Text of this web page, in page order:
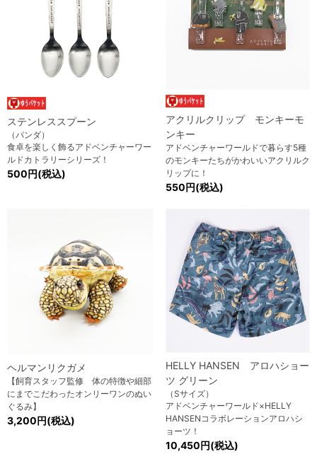
ステンレススプーン
（パンダ）
食卓を楽しく飾るアドベンチャーワー
ルドカトラリーシリーズ！
500円(税込)
アクリルクリップ モンキーモ
ンキー
アドベンチャーワールドで暮らす5種
のモンキーたちがかわいいアクリルク
リップに！
550円(税込)
ヘルマンリクガメ
【飼育スタッフ監修 体の特徴や細部
にまでこだわったオンリーワンのぬい
ぐるみ】
3,200円(税込)
HELLY HANSEN アロハショー
ツ グリーン
（Sサイズ）
アドベンチャーワールド×HELLY
HANSENコラボレーションアロハシ
ョーツ！
10,450円(税込)